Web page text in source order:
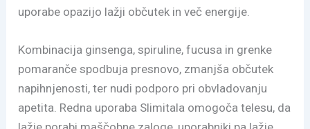
uporabe opazijo lažji občutek in več energije.
Kombinacija ginsenga, spiruline, fucusa in grenke
pomaranče spodbuja presnovo, zmanjša občutek
napihnjenosti, ter nudi podporo pri obvladovanju
apetita. Redna uporaba Slimitala omogoča telesu, da